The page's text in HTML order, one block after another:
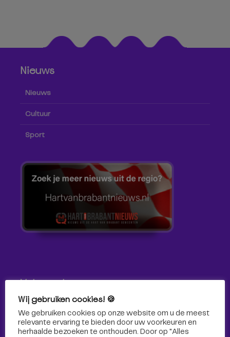
Nieuws
Nieuws
Cultuur
Sport
Volg ons!
Volg Omroep Tilburg niet alleen hier, maar ook via social
media!
Wij gebruiken cookies! 🍪
We gebruiken cookies op onze website om u de meest
relevante ervaring te bieden door uw voorkeuren en
herhaalde bezoeken te onthouden. Door op "Alles